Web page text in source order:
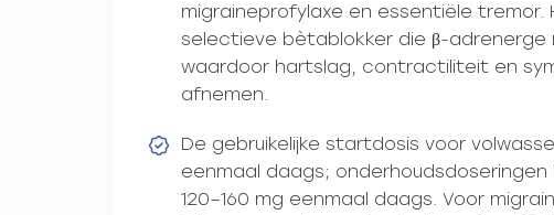
migraineprofylaxe en essentiële tremor.
selectieve bètablokker die β-
waardoor hartslag, contractiliteit en
afnemen.
De gebruikelijke startdosis voor
eenmaal daags;
120–160 mg eenmaal daags. Voor